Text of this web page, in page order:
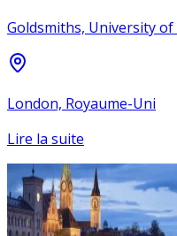
Goldsmiths, University
London, Royaume-Uni
Lire la suite